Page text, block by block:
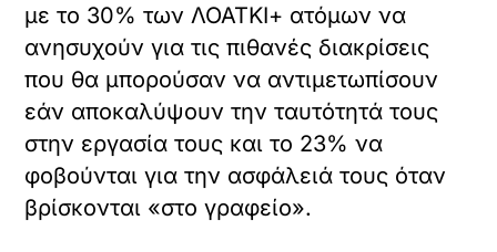
με το 30% των ΛΟΑΤΚΙ+ ατόμων να
ανησυχούν για τις πιθανές διακρίσεις
που θα μπορούσαν να αντιμετωπίσουν
εάν αποκαλύψουν την ταυτότητά τους
στην εργασία τους και το 23% να
φοβούνται για την ασφάλειά τους όταν
βρίσκονται «στο γραφείο».